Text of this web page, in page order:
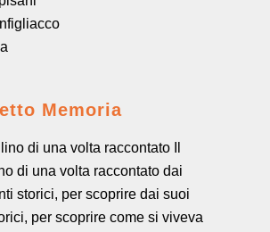
Memoria
di una volta raccontato Il
di una volta raccontato dai
storici, per scoprire dai suoi
per scoprire come si viveva